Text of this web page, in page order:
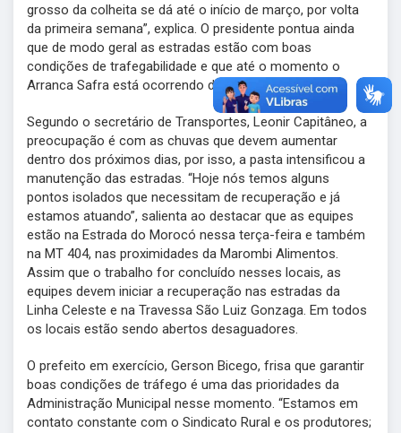
grosso da colheita se dá até o início de março, por volta
da primeira semana”, explica. O presidente pontua ainda
que de modo geral as estradas estão com boas
condições de trafegabilidade e que até o momento o
Arranca Safra está ocorrendo dentro do normal.
Segundo o secretário de Transportes, Leonir Capitâneo, a
preocupação é com as chuvas que devem aumentar
dentro dos próximos dias, por isso, a pasta intensificou a
manutenção das estradas. “Hoje nós temos alguns
pontos isolados que necessitam de recuperação e já
estamos atuando”, salienta ao destacar que as equipes
estão na Estrada do Morocó nessa terça-feira e também
na MT 404, nas proximidades da Marombi Alimentos.
Assim que o trabalho for concluído nesses locais, as
equipes devem iniciar a recuperação nas estradas da
Linha Celeste e na Travessa São Luiz Gonzaga. Em todos
os locais estão sendo abertos desaguadores.
O prefeito em exercício, Gerson Bicego, frisa que garantir
boas condições de tráfego é uma das prioridades da
Administração Municipal nesse momento. “Estamos em
contato constante com o Sindicato Rural e os produtores;